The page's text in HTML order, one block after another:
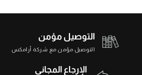
التوصيل مؤمن
التوصيل مؤمن مع شركة أرامكس
الإرجاع المجاني